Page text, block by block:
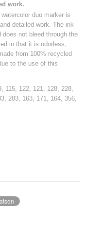
work.
duo marker is
detailed work. The ink
not bleed through the
in that it is odorless,
from 100% recycled
to the use of this
115, 122, 121, 128, 228,
283, 163, 171, 164, 356,